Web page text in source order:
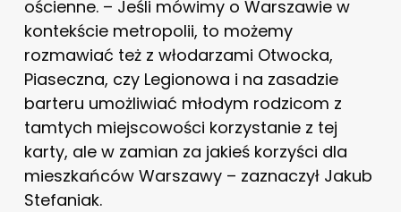
ościenne. – Jeśli mówimy o Warszawie w
kontekście metropolii, to możemy
rozmawiać też z włodarzami Otwocka,
Piaseczna, czy Legionowa i na zasadzie
barteru umożliwiać młodym rodzicom z
tamtych miejscowości korzystanie z tej
karty, ale w zamian za jakieś korzyści dla
mieszkańców Warszawy – zaznaczył Jakub
Stefaniak.